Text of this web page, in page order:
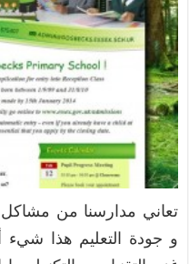
تعاني مدارسنا من مشاكل
و جودة التعليم هذا شيء